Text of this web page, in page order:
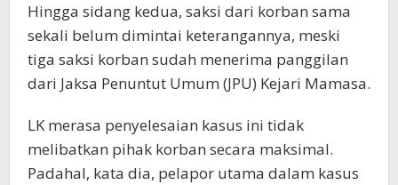
Hingga sidang kedua, saksi dari korban sama
sekali belum dimintai keterangannya, meski
tiga saksi korban sudah menerima panggilan
dari Jaksa Penuntut Umum (JPU) Kejari Mamasa.
LK merasa penyelesaian kasus ini tidak
melibatkan pihak korban secara maksimal.
Padahal, kata dia, pelapor utama dalam kasus